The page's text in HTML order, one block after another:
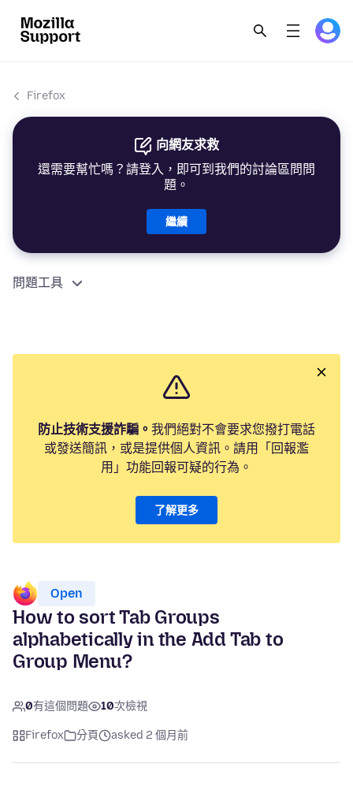
Firefox
向網友求救
還需要幫忙嗎？請登入，即可到我們的討論區問問
題。
繼續
問題工具
防止技術支援詐騙。 我們絕對不會要求您撥打電話
或發送簡訊，或是提供個人資訊。請用「回報濫
用」功能回報可疑的行為。
了解更多
Open
How to sort Tab Groups
alphabetically in the Add Tab to
Group Menu?
0有這個問題 10次檢視
Firefox 分頁 asked 2 個月前